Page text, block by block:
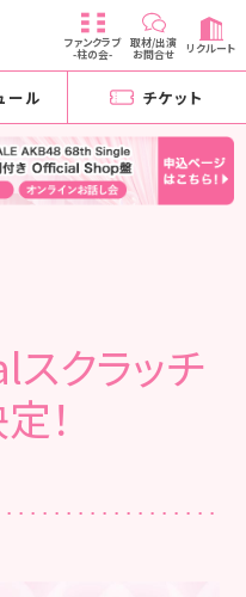
ファンクラブ
-柱の会-
取材/出演
お問合せ リクルート
ール チケット
クラッチ
！